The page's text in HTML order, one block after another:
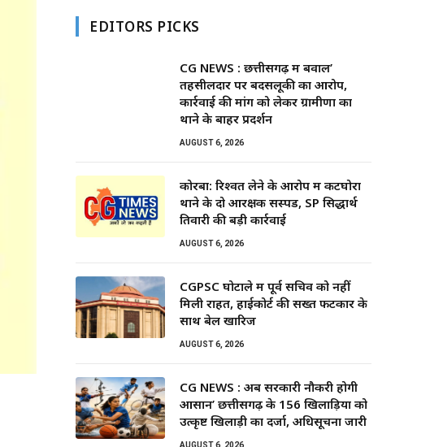
EDITORS PICKS
CG NEWS : छत्तीसगढ़ में बवाल’
तहसीलदार पर बदसलूकी का आरोप,
कार्रवाई की मांग को लेकर ग्रामीणों का
थाने के बाहर प्रदर्शन
AUGUST 6, 2026
कोरबा: रिश्वत लेने के आरोप में कटघोरा
थाने के दो आरक्षक सस्पेंड, SP सिद्धार्थ
तिवारी की बड़ी कार्रवाई
AUGUST 6, 2026
CGPSC घोटाले में पूर्व सचिव को नहीं
मिली राहत, हाईकोर्ट की सख्त फटकार के
साथ बेल खारिज
AUGUST 6, 2026
CG NEWS : अब सरकारी नौकरी होगी
आसान’ छत्तीसगढ़ के 156 खिलाड़ियों को
उत्कृष्ट खिलाड़ी का दर्जा, अधिसूचना जारी
AUGUST 6, 2026